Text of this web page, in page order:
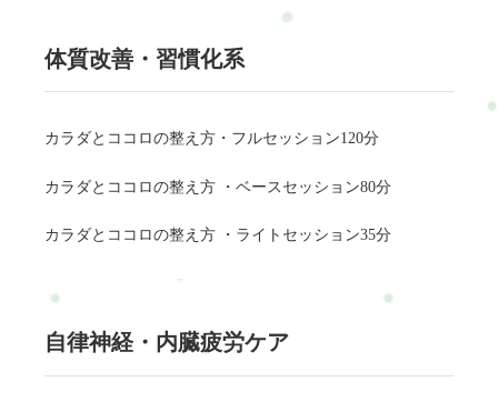
体質改善・習慣化系
カラダとココロの整え方・フルセッション120分
カラダとココロの整え方 ・ベースセッション80分
カラダとココロの整え方 ・ライトセッション35分
自律神経・内臓疲労ケア